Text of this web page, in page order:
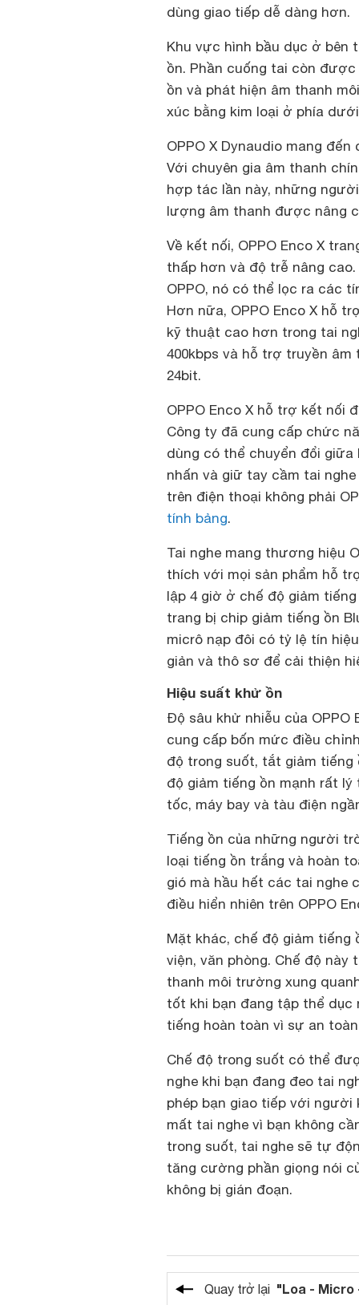
dùng giao tiếp dễ dàng hơn.
Khu vực hình bầu dục ở bên
ồn. Phần cuống tai còn
ồn và phát hiện âm thanh
xúc bằng kim loại ở phía
OPPO X Dynaudio mang
Với chuyên gia âm thanh
hợp tác lần này, những
lượng âm thanh được nâng
Về kết nối, OPPO Enco X
thấp hơn và độ trễ nâng
OPPO, nó có thể lọc ra các
Hơn nữa, OPPO Enco X hỗ
kỹ thuật cao hơn trong tai
400kbps và hỗ trợ truyền
24bit.
OPPO Enco X hỗ trợ kết nối
Công ty đã cung cấp chức
dùng có thể chuyển đổi
nhấn và giữ tay cầm tai
trên điện thoại không phải
tính bảng.
Tai nghe mang thương hiệu
thích với mọi sản phẩm hỗ
lập 4 giờ ở chế độ giảm
trang bị chip giảm tiếng ồn
micrô nạp đôi có tỷ lệ tín
giản và thô sơ để cải thiện
Hiệu suất khử ồn
Độ sâu khử nhiễu của
cung cấp bốn mức điều
độ trong suốt, tắt giảm tiếng
độ giảm tiếng ồn mạnh rất
tốc, máy bay và tàu điện
Tiếng ồn của những người
loại tiếng ồn trắng và hoàn
gió mà hầu hết các tai nghe
điều hiển nhiên trên OPPO
Mặt khác, chế độ giảm
viện, văn phòng. Chế độ
thanh môi trường xung
tốt khi bạn đang tập thể
tiếng hoàn toàn vì sự an
Chế độ trong suốt có thể
nghe khi bạn đang đeo tai
phép bạn giao tiếp với người
mất tai nghe vì bạn không
trong suốt, tai nghe sẽ tự
tăng cường phần giọng nói
không bị gián đoạn.
Quay trở lại "Loa - Micro